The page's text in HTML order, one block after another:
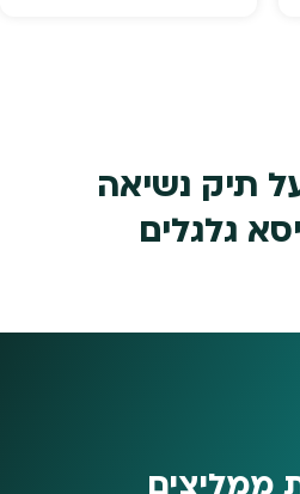
תיק נשיאה
גלגלים